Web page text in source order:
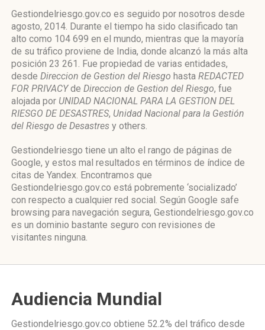
Gestiondelriesgo.gov.co es seguido por nosotros desde
agosto, 2014. Durante el tiempo ha sido clasificado tan
alto como 104 699 en el mundo, mientras que la mayoría
de su tráfico proviene de India, donde alcanzó la más alta
posición 23 261. Fue propiedad de varias entidades,
desde Direccion de Gestion del Riesgo hasta REDACTED
FOR PRIVACYde Direccion de Gestion del Riesgo, fue
alojada por UNIDAD NACIONAL PARA LA GESTION DEL
RIESGO DE DESASTRES, Unidad Nacional para la Gestión
del Riesgo de Desastres y others.
Gestiondelriesgo tiene un alto el rango de páginas de
Google, y estos mal resultados en términos de índice de
citas de Yandex. Encontramos que
Gestiondelriesgo.gov.co está pobremente ‘socializado’
con respecto a cualquier red social. Según Google safe
browsing para navegación segura, Gestiondelriesgo.gov.co
es un dominio bastante seguro con revisiones de
visitantes ninguna.
Audiencia Mundial
Gestiondelriesgo.gov.co obtiene 52.2% del tráfico desde